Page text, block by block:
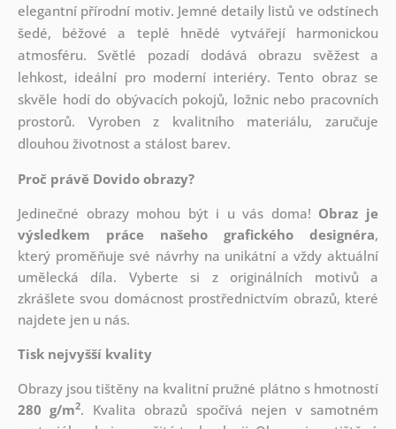
elegantní přírodní motiv. Jemné detaily listů ve odstínech
šedé, béžové a teplé hnědé vytvářejí harmonickou
atmosféru. Světlé pozadí dodává obrazu svěžest a
lehkost, ideální pro moderní interiéry. Tento obraz se
skvěle hodí do obývacích pokojů, ložnic nebo pracovních
prostorů. Vyroben z kvalitního materiálu, zaručuje
dlouhou životnost a stálost barev.
Proč právě Dovido obrazy?
Jedinečné obrazy mohou být i u vás doma! Obraz je
výsledkem práce našeho grafického designéra,
který proměňuje své návrhy na unikátní a vždy aktuální
umělecká díla. Vyberte si z originálních motivů a
zkrášlete svou domácnost prostřednictvím obrazů, které
najdete jen u nás.
Tisk nejvyšší kvality
Obrazy jsou tištěny na kvalitní pružné plátno s hmotností
280 g/m2. Kvalita obrazů spočívá nejen v samotném